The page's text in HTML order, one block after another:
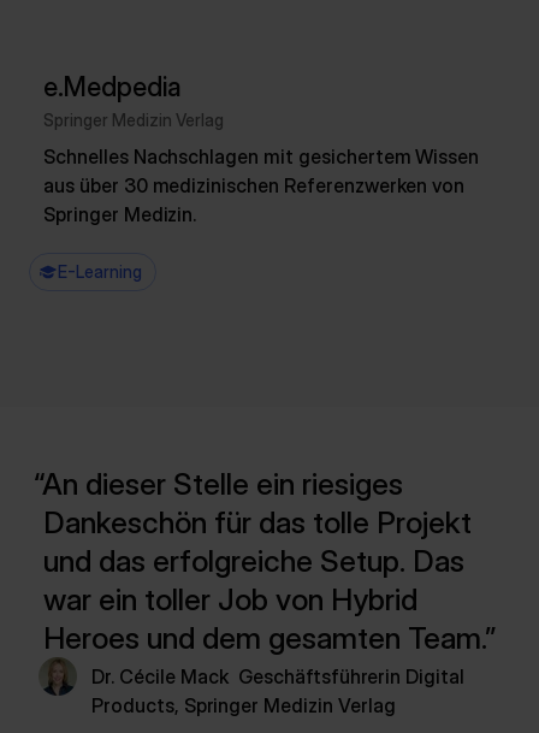
e.Medpedia
Springer Medizin Verlag
Schnelles Nachschlagen mit gesichertem Wissen
aus über 30 medizinischen Referenzwerken von
Springer Medizin.
E-Learning
An dieser Stelle ein riesiges
Dankeschön für das tolle Projekt
und das erfolgreiche Setup. Das
war ein toller Job von Hybrid
Heroes und dem gesamten Team.
Dr. Cécile Mack Geschäftsführerin Digital
Products, Springer Medizin Verlag